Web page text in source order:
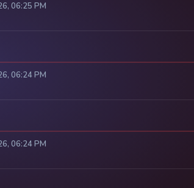
06:25 PM
06:24 PM
06:24 PM